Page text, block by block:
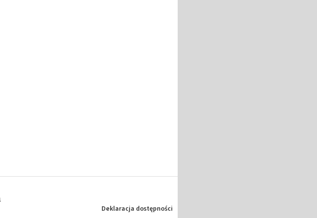
Deklaracja dostępności